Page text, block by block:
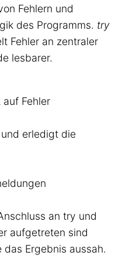
Fehlern und
des Programms. try
Fehler an zentraler
lesbarer.
Fehler
erledigt die
an try und
aufgetreten sind
Ergebnis aussah.